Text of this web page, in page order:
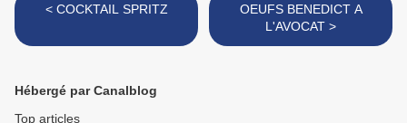
< COCKTAIL SPRITZ
OEUFS BENEDICT A
L'AVOCAT >
Hébergé par Canalblog
Top articles